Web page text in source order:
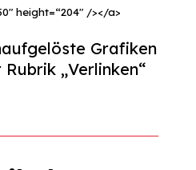
height=“204″ /></a>
Grafiken
„Verlinken“